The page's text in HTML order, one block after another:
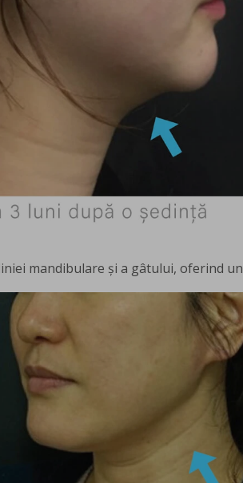
mandibulare și a gâtului, oferind un